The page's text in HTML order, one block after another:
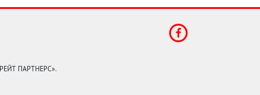
ПАРТНЕРС».